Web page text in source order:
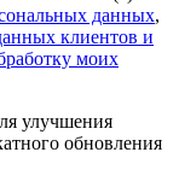
данных,
клиентов и
моих
улучшения
обновления